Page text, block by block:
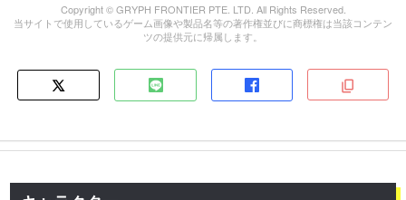
Copyright © GRYPH FRONTIER PTE. LTD. All Rights Reserved.
当サイトで使用しているゲーム画像や製品名等の著作権並びに商標権は当該コンテン
ツの提供元に帰属します。